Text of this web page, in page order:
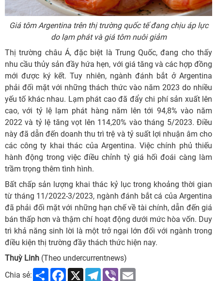
Giá tôm Argentina trên thị trường quốc tế đang chịu áp lực
do lạm phát và giá tôm nuôi giảm
Thị trường châu Á, đặc biệt là Trung Quốc, đang cho thấy
nhu cầu thủy sản đầy hứa hẹn, với giá tăng và các hợp đồng
mới được ký kết. Tuy nhiên, ngành đánh bắt ở Argentina
phải đối mặt với những thách thức vào năm 2023 do nhiều
yếu tố khác nhau. Lạm phát cao đã đẩy chi phí sản xuất lên
cao, với tỷ lệ lạm phát hàng năm lên tới 94,8% vào năm
2022 và tỷ lệ tăng vọt lên 114,20% vào tháng 5/2023. Điều
này đã dẫn đến doanh thu trì trệ và tỷ suất lợi nhuận âm cho
các công ty khai thác của Argentina. Việc chính phủ thiếu
hành động trong việc điều chỉnh tỷ giá hối đoái càng làm
trầm trọng thêm tình hình.
Bất chấp sản lượng khai thác kỷ lục trong khoảng thời gian
từ tháng 11/2022-3/2023, ngành đánh bắt cá của Argentina
đã phải đối mặt với những hạn chế về tài chính, dẫn đến giá
bán thấp hơn và thậm chí hoạt động dưới mức hòa vốn. Duy
trì khả năng sinh lời là một trở ngại lớn đối với ngành trong
điều kiện thị trường đầy thách thức hiện nay.
Thuỳ Linh (Theo undercurrentnews)
Chia sẻ:
Share Facebook
X Telegram
Viber